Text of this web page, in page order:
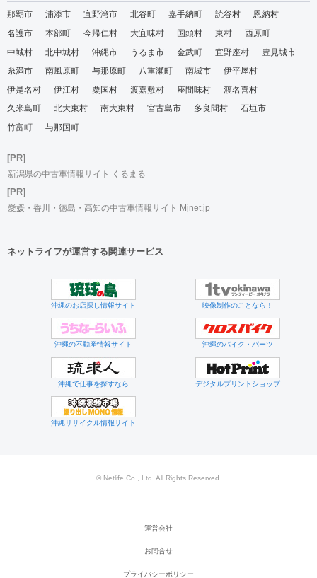
那覇市 浦添市 宜野湾市 北谷町 嘉手納町 読谷村
恩納村
名護市
本部町 今帰仁村 大宜味村 国頭村 東村
西原町
中城村
北中城村 沖縄市 うるま市 金武町 宜野座村
豊見城市
糸満市
南風原町 与那原町 八重瀬町 南城市
伊平屋村
伊是名村
伊江村 粟国村 渡嘉敷村 座間味村
渡名喜村
久米島町
北大東村 南大東村 宮古島市 多良間村
石垣市
竹富町
与那国町
[PR]
新潟県の中古車情報サイト くるまる
[PR]
愛媛・香川・徳島・高知の中古車情報サイト Mjnet.jp
ネットライフが運営する関連サービス
沖縄のお店探し情報サイト 映像制作のことなら！
沖縄の不動産情報サイト 沖縄のバイク・パーツ
沖縄で仕事を探すなら デジタルプリントショップ
沖縄リサイクル情報サイト
© Netlife Co., Ltd. All Rights Reserved.
運営会社
お問合せ
プライバシーポリシー